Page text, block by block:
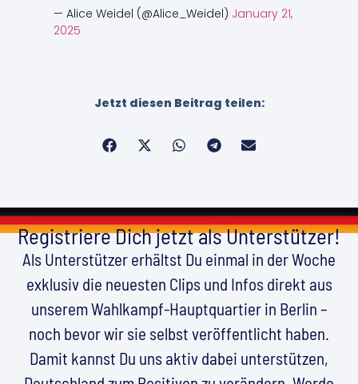
— Alice Weidel (@Alice_Weidel) January 21,
2025
Jetzt diesen Beitrag teilen:
Registriere Dich jetzt als Unterstützer!
Als Unterstützer erhältst Du einmal in der Woche
exklusiv die neuesten Clips und Infos direkt aus
unserem Wahlkampf-Hauptquartier in Berlin –
noch bevor wir sie selbst veröffentlicht haben.
Damit kannst Du uns aktiv dabei unterstützen,